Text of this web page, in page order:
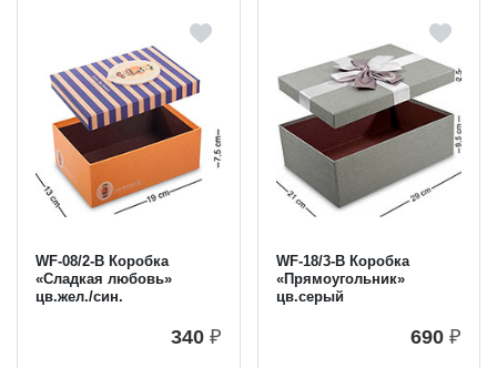
WF-08/2-B Коробка
«Сладкая любовь»
цв.жел./син.
340 ₽
WF-18/3-B Коробка
«Прямоугольник»
цв.серый
690 ₽